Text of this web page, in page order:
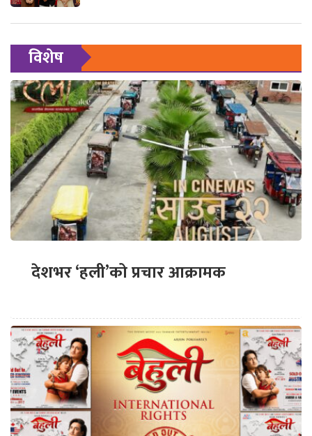
विशेष
देशभर ‘हली’को प्रचार आक्रामक